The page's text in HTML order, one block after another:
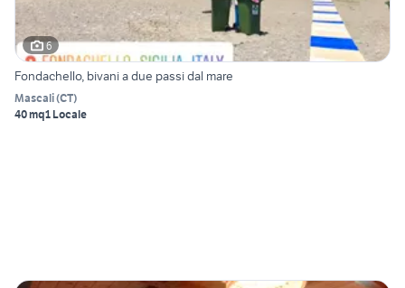
6
Fondachello, bivani a due passi dal mare
Mascali(CT)
40 mq1 Locale